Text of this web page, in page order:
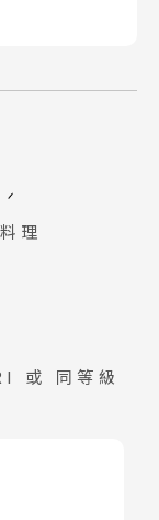
因天守閣
。現存建
史資料
史，並
色。
店以天然
風吹拂下
。室內大
助舒緩
其成為
「美肌溫
，是遠離
理
或 同等級